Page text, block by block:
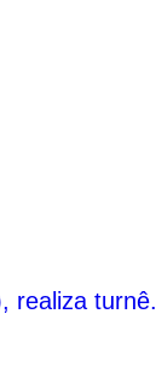
realiza turnê.